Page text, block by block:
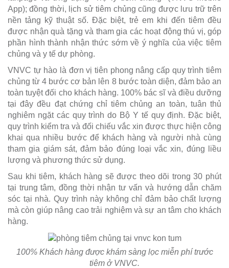
App); đồng thời, lịch sử tiêm chủng cũng được lưu trữ trên
nền tảng kỹ thuật số. Đặc biệt, trẻ em khi đến tiêm đều
được nhận quà tặng và tham gia các hoạt động thú vị, góp
phần hình thành nhận thức sớm về ý nghĩa của việc tiêm
chủng và y tế dự phòng.
VNVC tự hào là đơn vị tiên phong nâng cấp quy trình tiêm
chủng từ 4 bước cơ bản lên 8 bước toàn diện, đảm bảo an
toàn tuyệt đối cho khách hàng. 100% bác sĩ và điều dưỡng
tại đây đều đạt chứng chỉ tiêm chủng an toàn, tuân thủ
nghiêm ngặt các quy trình do Bộ Y tế quy định. Đặc biệt,
quy trình kiểm tra và đối chiếu vắc xin được thực hiện công
khai qua nhiều bước để khách hàng và người nhà cùng
tham gia giám sát, đảm bảo đúng loại vắc xin, đúng liều
lượng và phương thức sử dụng.
Sau khi tiêm, khách hàng sẽ được theo dõi trong 30 phút
tại trung tâm, đồng thời nhận tư vấn và hướng dẫn chăm
sóc tại nhà. Quy trình này không chỉ đảm bảo chất lượng
mà còn giúp nâng cao trải nghiệm và sự an tâm cho khách
hàng.
100% Khách hàng được khám sàng lọc miễn phí trước
tiêm ở VNVC.